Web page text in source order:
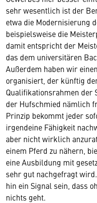
sehr wesentlich ist der
etwa die Modernisierung
beispielsweise die
damit entspricht der
das dem universitären
Außerdem haben wir
organisiert, der künftig
Qualifikationsrahmen der
der Hufschmied nämlich
Prinzip bekommt jeder
irgendeine Fähigkeit
aber nicht wirklich
einem Pferd zu nähern,
eine Ausbildung mit
sehr gut nachgefragt
hin ein Signal sein, dass
nichts geht.